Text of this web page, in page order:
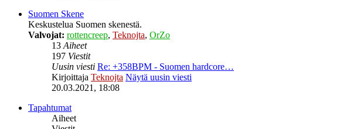
Suomen Skene
Keskustelua Suomen skenestä.
Valvojat: rottencreep, Teknojta, OrZo
13Aiheet
197 Viestit
Uusin viesti Re: +358BPM - Suomen hardcore…
Kirjoittaja Teknojta Näytä uusin viesti
20.03.2021, 18:08
Tapahtumat
Aiheet